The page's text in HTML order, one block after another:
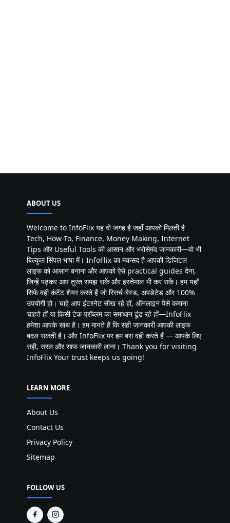
ABOUT US
Welcome to InfoFlix यह वो जगह है जहाँ आपको मिलती है
Tech, How-To, Finance, Money Making, Internet
Tips और Useful Tools की आसान और भरोसेमंद जानकारी—वो भी
बिल्कुल सिंपल भाषा में। InfoFlix का मकसद है आपकी डिजिटल
लाइफ को आसान बनाना और आपको ऐसे practical guides देना,
जिन्हें पढ़कर आप तुरंत समझ सकें और इस्तेमाल भी कर सकें। हम यहाँ
सिर्फ वही कंटेंट शेयर करते हैं जो रिसर्च-बेस्ड, अपडेटेड और 100%
उपयोगी हो। चाहे आप इंटरनेट सीख रहे हों, ऑनलाइन पैसे कमाना
चाहते हों या किसी टेक प्रॉब्लम का समाधान ढूंढ रहे हों—InfoFlix
हमेशा आपके साथ है। हम मानते हैं कि सही जानकारी आपकी लाइफ
बदल सकती है। और InfoFlix पर हम बस वही करते हैं — आपके लिए
सही, सरल और साफ जानकारी लाना। Thank you for visiting
InfoFlix Your trust keeps us going!
LEARN MORE
About Us
Contact Us
Privacy Policy
Sitemap
FOLLOW US